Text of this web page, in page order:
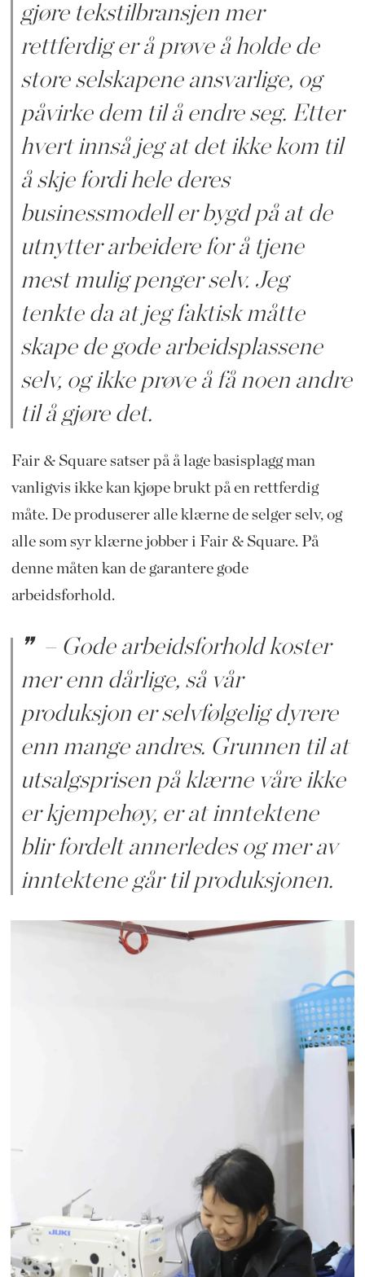
gjøre tekstilbransjen mer
rettferdig er å prøve å holde de
store selskapene ansvarlige, og
påvirke dem til å endre seg. Etter
hvert innså jeg at det ikke kom til
å skje fordi hele deres
businessmodell er bygd på at de
utnytter arbeidere for å tjene
mest mulig penger selv. Jeg
tenkte da at jeg faktisk måtte
skape de gode arbeidsplassene
selv, og ikke prøve å få noen andre
til å gjøre det.
Fair & Square satser på å lage basisplagg man
vanligvis ikke kan kjøpe brukt på en rettferdig
måte. De produserer alle klærne de selger selv, og
alle som syr klærne jobber i Fair & Square. På
denne måten kan de garantere gode
arbeidsforhold.
– Gode arbeidsforhold koster
mer enn dårlige, så vår
produksjon er selvfølgelig dyrere
enn mange andres. Grunnen til at
utsalgsprisen på klærne våre ikke
er kjempehøy, er at inntektene
blir fordelt annerledes og mer av
inntektene går til produksjonen.